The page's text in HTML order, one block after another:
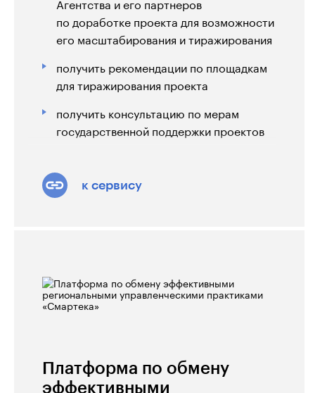
по доработке проекта для возможности
его масштабирования и тиражирования
получить рекомендации по площадкам
для тиражирования проекта
получить консультацию по мерам
государственной поддержки проектов
мероприятиях Агентства
использовать информационные
Подробнее о мерах поддержки
к сервису
Платформа по обмену
эффективными